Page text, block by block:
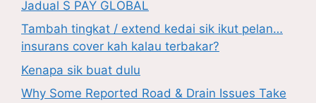
Jadual S PAY GLOBAL
Tambah tingkat / extend kedai sik ikut pelan…
insurans cover kah kalau terbakar?
Kenapa sik buat dulu
Why Some Reported Road & Drain Issues Take